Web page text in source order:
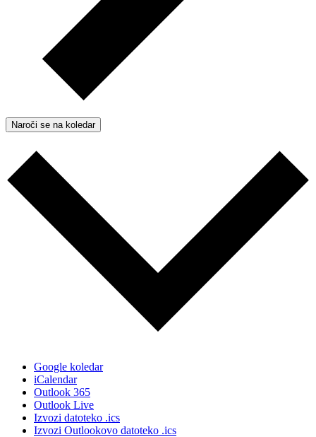
Naroči se na koledar
Google koledar
iCalendar
Outlook 365
Outlook Live
Izvozi datoteko .ics
Izvozi Outlookovo datoteko .ics